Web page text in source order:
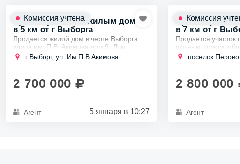
Продам участок с жилым домом
в 5 км от г Выборга
Продается жилой дом в черте Выборга
улица им. П.В. Акимова дом 9. Дом
каркасный 1 этажный, обработан
огнебиозащитным антисептиком,
г Выборг, ул. Им П.В.Акимова
2 700 000
Агент 5 января в 10:27
Комиссия учтена
Продам
в 7 км от г
Продается
уютным домом,
Участок окружен
создает атмосферу
поселок
2 800 000
Агент
Комиссия